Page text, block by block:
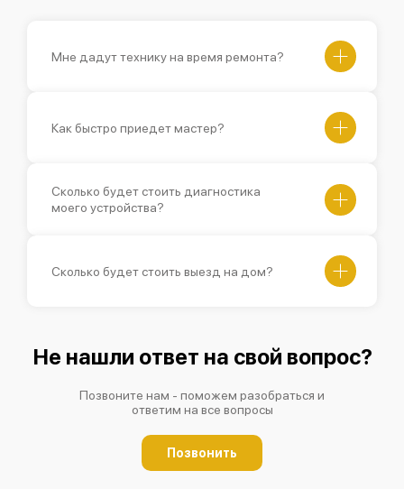
Мне дадут технику на время ремонта?
Как быстро приедет мастер?
Сколько будет стоить диагностика
моего устройства?
Сколько будет стоить выезд на дом?
Не нашли ответ на свой вопрос?
Позвоните нам - поможем разобраться и
ответим на все вопросы
Позвонить